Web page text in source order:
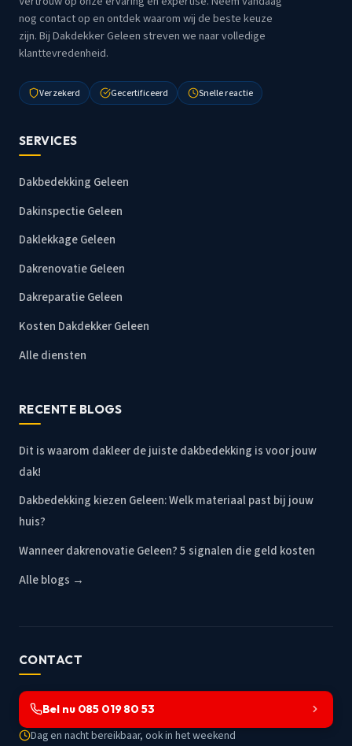
nog contact op en ontdek waarom wij de beste keuze
zijn. Bij Dakdekker Geleen streven we naar volledige
klanttevredenheid.
Verzekerd Gecertificeerd Snelle reactie
SERVICES
Dakbedekking Geleen
Dakinspectie Geleen
Daklekkage Geleen
Dakrenovatie Geleen
Dakreparatie Geleen
Kosten Dakdekker Geleen
Alle diensten
RECENTE BLOGS
Dit is waarom dakleer de juiste dakbedekking is voor jouw
dak!
Dakbedekking kiezen Geleen: Welk materiaal past bij jouw
huis?
Wanneer dakrenovatie Geleen? 5 signalen die geld kosten
Alle blogs →
CONTACT
Bel nu 085 019 80 53
Dag en nacht bereikbaar, ook in het weekend